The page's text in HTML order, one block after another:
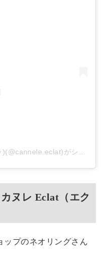
サンドイッチ&カヌレ Eclat(エクラ)(@cannele.eclat)がシェアした投稿
ヌレ Eclat（エク
ップのネオリングさん